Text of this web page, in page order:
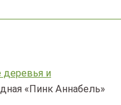
и
«Пинк Аннабель»